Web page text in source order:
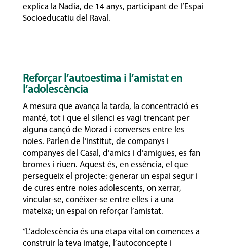
explica la Nadia, de 14 anys, participant de l’Espai
Socioeducatiu del Raval.
Reforçar l’autoestima i l’amistat en
l’adolescència
A mesura que avança la tarda, la concentració es
manté, tot i que el silenci es vagi trencant per
alguna cançó de Morad i converses entre les
noies. Parlen de l’institut, de companys i
companyes del Casal, d’amics i d’amigues, es fan
bromes i riuen. Aquest és, en essència, el que
persegueix el projecte: generar un espai segur i
de cures entre noies adolescents, on xerrar,
vincular-se, conèixer-se entre elles i a una
mateixa; un espai on reforçar l’amistat.
“L’adolescència és una etapa vital on comences a
construir la teva imatge, l’autoconcepte i